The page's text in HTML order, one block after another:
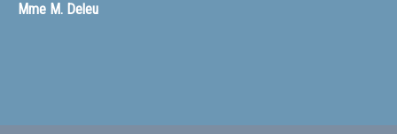
Mme M. Deleu